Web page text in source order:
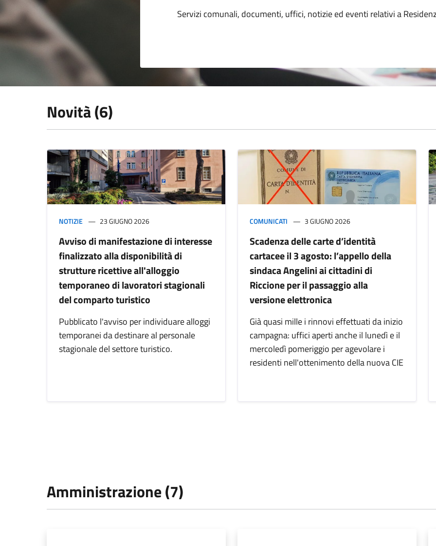
Servizi comunali, documenti, uffici, notizie ed eventi relativi a
Novità (6)
NOTIZIE 23 GIUGNO 2026
Avviso di manifestazione di interesse
finalizzato alla disponibilità di
strutture ricettive all'alloggio
temporaneo di lavoratori stagionali
del comparto turistico
Pubblicato l'avviso per individuare alloggi
temporanei da destinare al personale
stagionale del settore turistico.
COMUNICATI 3 GIUGNO 2026
Scadenza delle carte d’identità
cartacee il 3 agosto: l’appello della
sindaca Angelini ai cittadini di
Riccione per il passaggio alla
versione elettronica
Già quasi mille i rinnovi effettuati da inizio
campagna: uffici aperti anche il lunedì e il
mercoledì pomeriggio per agevolare i
residenti nell'ottenimento della nuova CIE
Amministrazione (7)